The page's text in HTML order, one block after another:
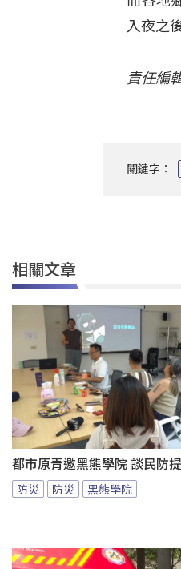
入夜之
責任編
關鍵字：
相關文章
都市原青邀黑熊學院 談民防
防災 防災 黑熊學院